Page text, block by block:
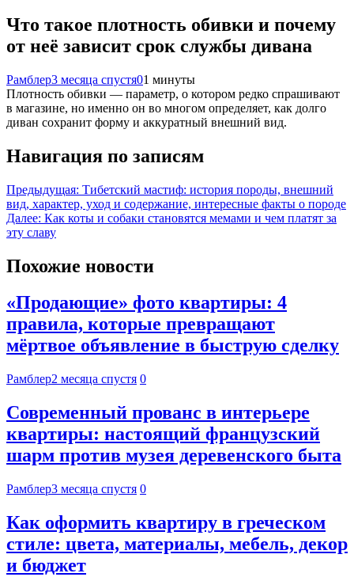
Что такое плотность обивки и почему
от неё зависит срок службы дивана
Рамблер3 месяца спустя01 минуты
Плотность обивки — параметр, о котором редко спрашивают
в магазине, но именно он во многом определяет, как долго
диван сохранит форму и аккуратный внешний вид.
Навигация по записям
Предыдущая: Тибетский мастиф: история породы, внешний
вид, характер, уход и содержание, интересные факты о породе
Далее: Как коты и собаки становятся мемами и чем платят за
эту славу
Похожие новости
«Продающие» фото квартиры: 4
правила, которые превращают
мёртвое объявление в быструю сделку
Рамблер2 месяца спустя 0
Современный прованс в интерьере
квартиры: настоящий французский
шарм против музея деревенского быта
Рамблер3 месяца спустя 0
Как оформить квартиру в греческом
стиле: цвета, материалы, мебель, декор
и бюджет